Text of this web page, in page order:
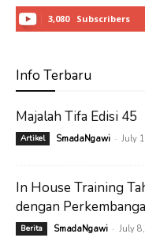
3,080 Subscribers
Info Terbaru
Majalah Tifa Edisi 45
Artikel SmadaNgawi - July
In House Training
dengan
Berita SmadaNgawi - July